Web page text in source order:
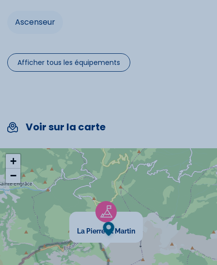
Ascenseur
Afficher tous les équipements
Télévision
Spécificités
Chèques vacances acceptés
Animaux interdits
Cartes bancaires acceptées
Voir sur la carte
La Pierre St Martin
+
−